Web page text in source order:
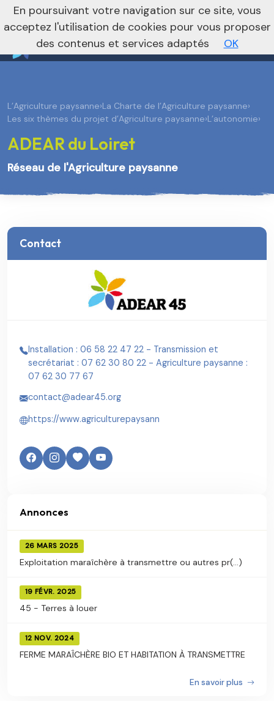
Je m’abonne à la newsletter foncière Vers le site national
nivo_2026: 1
L’Agriculture paysanne›La Charte de l’Agriculture paysanne›
Les six thèmes du projet d’Agriculture paysanne›L’autonomie›
ADEAR du Loiret
Réseau de l'Agriculture paysanne
Contact
Installation : 06 58 22 47 22 - Transmission et
secrétariat : 07 62 30 80 22 - Agriculture paysanne :
07 62 30 77 67
contact@adear45.org
https://www.agriculturepaysann
Annonces
26 MARS 2025
Exploitation maraîchère à transmettre ou autres pr(...)
19 FÉVR. 2025
45 - Terres à louer
12 NOV. 2024
FERME MARAÎCHÈRE BIO ET HABITATION À TRANSMETTRE
En savoir plus
En poursuivant votre navigation sur ce site, vous
acceptez l'utilisation de cookies pour vous proposer
des contenus et services adaptés
OK